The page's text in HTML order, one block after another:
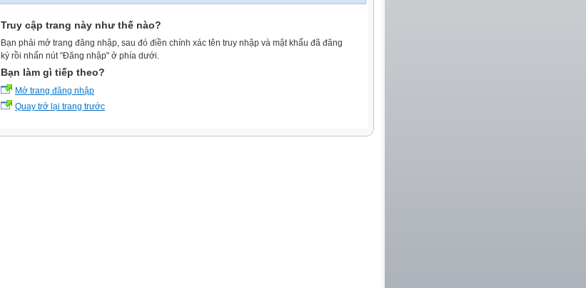
Truy cập trang này như thế nào?
Bạn phải mở trang đăng nhập, sau đó điền chính xác tên truy nhập và mật khẩu đã đăng
ký rồi nhấn nút "Đăng nhập" ở phía dưới.
Bạn làm gì tiếp theo?
Mở trang đăng nhập
Quay trở lại trang trước